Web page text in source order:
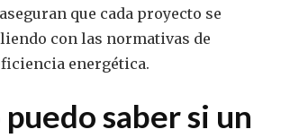
que cada proyecto se
con las normativas de
energética.
puedo saber si un